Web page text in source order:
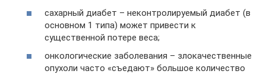
сахарный диабет – неконтролируемый диабет (в
основном 1 типа) может привести к
существенной потере веса;
онкологические заболевания – злокачественные
опухоли часто «съедают» большое количество